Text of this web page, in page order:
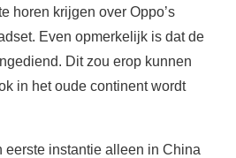
horen krijgen over Oppo’s
Even opmerkelijk is dat de
Dit zou erop kunnen
in het oude continent wordt
eerste instantie alleen in China